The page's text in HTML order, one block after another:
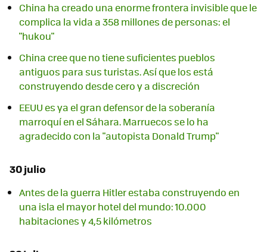
China ha creado una enorme frontera invisible que le
complica la vida a 358 millones de personas: el
"hukou"
China cree que no tiene suficientes pueblos
antiguos para sus turistas. Así que los está
construyendo desde cero y a discreción
EEUU es ya el gran defensor de la soberanía
marroquí en el Sáhara. Marruecos se lo ha
agradecido con la "autopista Donald Trump"
30 julio
Antes de la guerra Hitler estaba construyendo en
una isla el mayor hotel del mundo: 10.000
habitaciones y 4,5 kilómetros